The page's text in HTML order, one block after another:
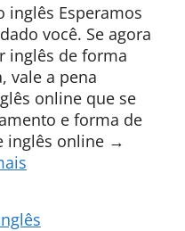
inglês Esperamos
você. Se agora
inglês de forma
vale a pena
online que se
e forma de
inglês online →